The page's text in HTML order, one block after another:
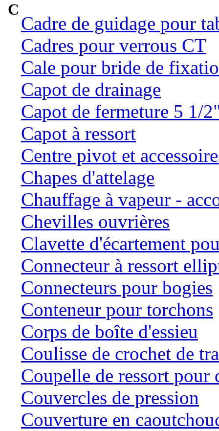
C
Cadre de guidage pour
Cadres pour verrous CT
Cale pour bride de
Capot de drainage
Capot de fermeture 5 1/
Capot à ressort
Centre pivot et
Chapes d'attelage
Chauffage à vapeur -
Chevilles ouvrières
Clavette d'écartement
Connecteur à ressort
Connecteurs pour bogies
Conteneur pour torchons
Corps de boîte d'essieu
Coulisse de crochet de
Coupelle de ressort
Couvercles de pression
Couverture en